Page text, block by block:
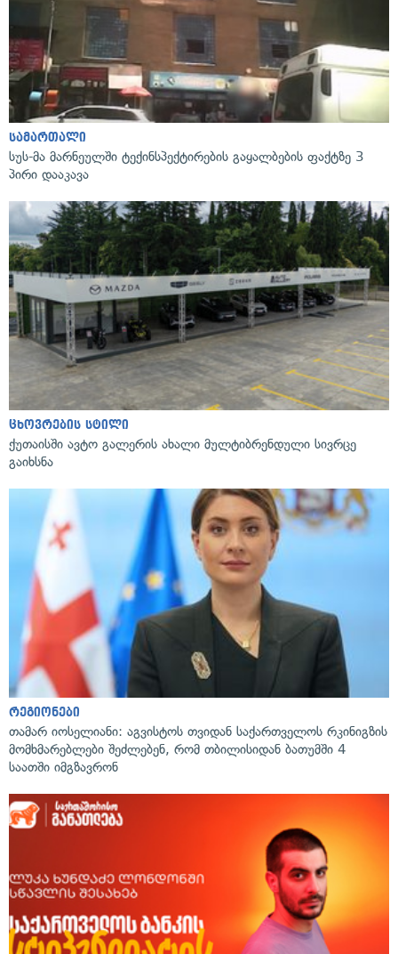
სამართალი
სუს-მა მარნეულში ტექინსპექტირების გაყალბების ფაქტზე 3
პირი დააკავა
ცხოვრების სტილი
ქუთაისში ავტო გალერის ახალი მულტიბრენდული სივრცე
გაიხსნა
რეგიონები
თამარ იოსელიანი: აგვისტოს თვიდან საქართველოს რკინიგზის
მომხმარებლები შეძლებენ, რომ თბილისიდან ბათუმში 4
საათში იმგზავრონ